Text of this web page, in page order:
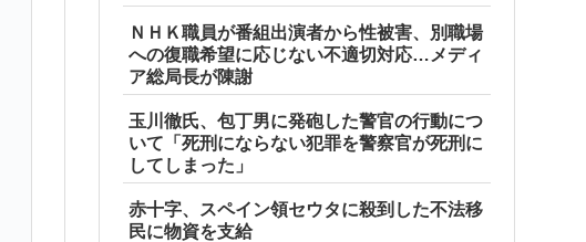
ＮＨＫ職員が番組出演者から性被害、別職場
への復職希望に応じない不適切対応…メディ
ア総局長が陳謝
玉川徹氏、包丁男に発砲した警官の行動につ
いて「死刑にならない犯罪を警察官が死刑に
してしまった」
赤十字、スペイン領セウタに殺到した不法移
民に物資を支給